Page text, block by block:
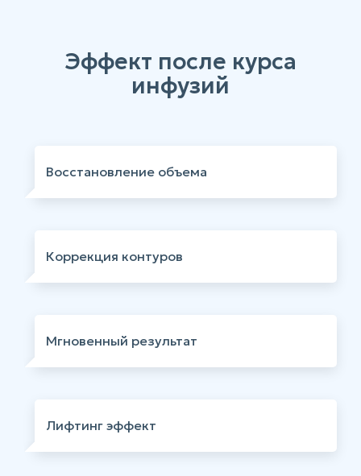
Эффект после курса
инфузий
Восстановление объема
Коррекция контуров
Мгновенный результат
Лифтинг эффект